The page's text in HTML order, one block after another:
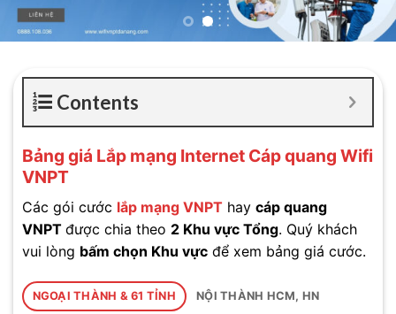
Contents
Bảng giá Lắp mạng Internet Cáp quang Wifi
VNPT
Các gói cước lắp mạng VNPT hay cáp quang
VNPT được chia theo 2 Khu vực Tổng. Quý khách
vui lòng bấm chọn Khu vực để xem bảng giá cước.
NGOẠI THÀNH & 61 TỈNH NỘI THÀNH HCM, HN